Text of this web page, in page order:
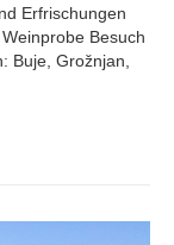
Erfrischungen
Besuch
Buje, Grožnjan,